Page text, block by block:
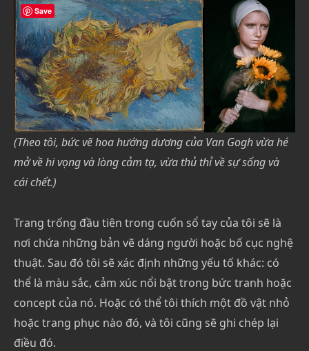
(Theo tôi, bức vẽ hoa hướng dương của Van Gogh vừa hé
mở về hi vọng và lòng cảm tạ, vừa thủ thỉ về sự sống và
cái chết.)
Trang trống đầu tiên trong cuốn sổ tay của tôi sẽ là
nơi chứa những bản vẽ dáng người hoặc bố cục nghệ
thuật. Sau đó tôi sẽ xác định những yếu tố khác: có
thể là màu sắc, cảm xúc nổi bật trong bức tranh hoặc
concept của nó. Hoặc có thể tôi thích một đồ vật nhỏ
hoặc trang phục nào đó, và tôi cũng sẽ ghi chép lại
điều đó.
Save